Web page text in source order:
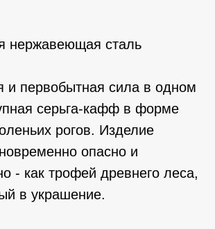
нержавеющая сталь
и первобытная сила в одном
серьга-кафф в форме
рогов. Изделие
опасно и
- как трофей древнего леса,
в украшение.